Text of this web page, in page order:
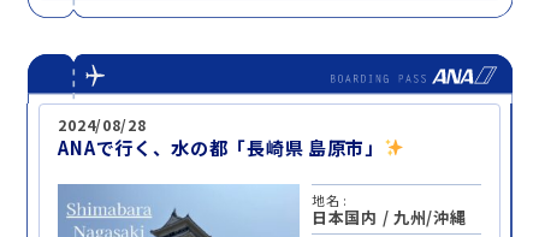
2024/08/28
ANAで行く、水の都「長崎県 島原市」
地名 :
日本国内 /九州/沖縄